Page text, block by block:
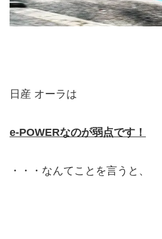
日産 オーラは
e-POWERなのが弱点です！
・・・なんてことを言うと、